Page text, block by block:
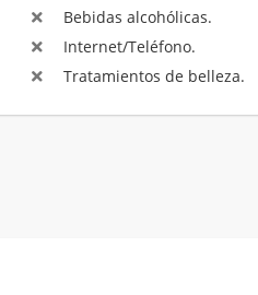
Bebidas alcohólicas.
Internet/Teléfono.
Tratamientos de belleza.